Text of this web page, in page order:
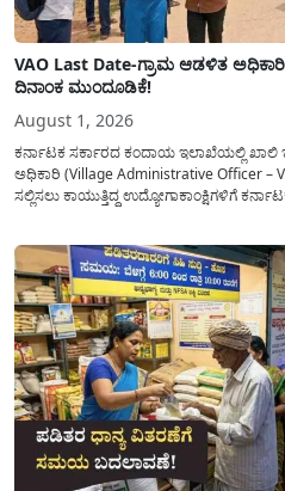
VAO Last Date-ಗ್ರಾಮ ಆಡಳಿತ
ದಿನಾಂಕ ಮುಂದೂಡಿಕೆ!
August 1, 2026
ಕರ್ನಾಟಕ ಸರ್ಕಾರದ ಕಂದಾಯ ಇಲಾಖೆಯಲ್ಲಿ ಖಾಲಿ
ಅಧಿಕಾರಿ (Village Administrative Officer –
ಸಲ್ಲಿಸಲು ಕಾಯುತ್ತಿದ್ದ ಉದ್ಯೋಗಾಕಾಂಕ್ಷಿಗಳಿಗೆ